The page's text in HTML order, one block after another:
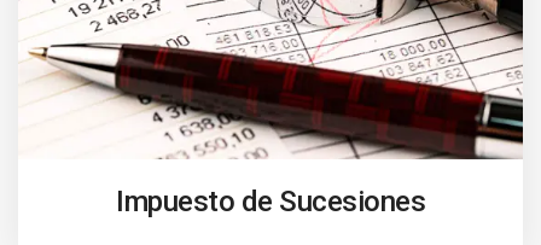
Impuesto de Sucesiones